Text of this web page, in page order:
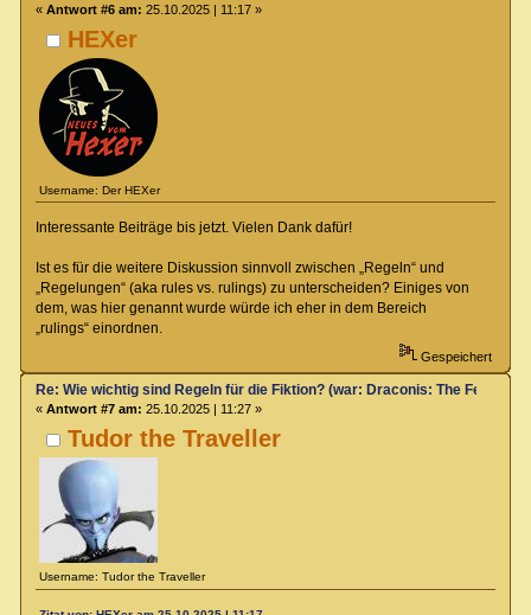
HEXer
Username: Der HEXer
« Antwort #6 am: 25.10.2025 | 11:17 »
Interessante Beiträge bis jetzt. Vielen Dank dafür!
Ist es für die weitere Diskussion sinnvoll zwischen „Regeln“ und
„Regelungen“ (aka rules vs. rulings) zu unterscheiden? Einiges von
dem, was hier genannt wurde würde ich eher in dem Bereich
„rulings“ einordnen.
Gespeichert
Tudor the Traveller
Username: Tudor the Traveller
Re: Wie wichtig sind Regeln für die Fiktion? (war: Draconis: The Feel-
« Antwort #7 am: 25.10.2025 | 11:27 »